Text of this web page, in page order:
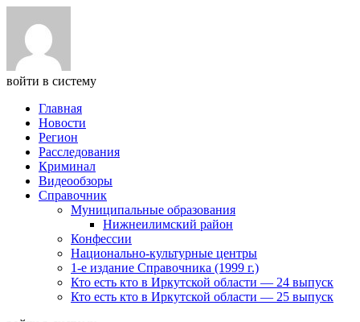
войти в систему
Главная
Новости
Регион
Расследования
Криминал
Видеообзоры
Справочник
Муниципальные образования
Нижнеилимский район
Конфессии
Национально-культурные центры
1-е издание Справочника (1999 г.)
Кто есть кто в Иркутской области — 24 выпуск
Кто есть кто в Иркутской области — 25 выпуск